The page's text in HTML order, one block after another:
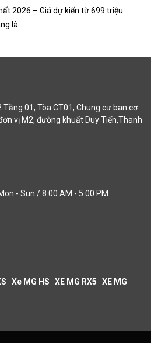
2026 – Giá dự kiến từ 699 triệu
là...
Tầng 01, Tòa CT01, Chung cư ban cơ
vị M2, đường khuất Duy Tiến,Thanh
- Sun / 8:00 AM - 5:00 PM
Xe MG HS XE MG RX5
XE MG